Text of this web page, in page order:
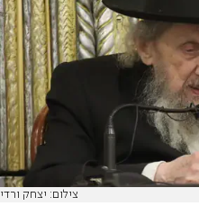
צילום: יצחק ורדי